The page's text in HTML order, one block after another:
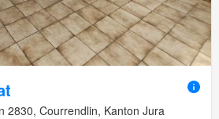
2830, Courrendlin, Kanton Jura